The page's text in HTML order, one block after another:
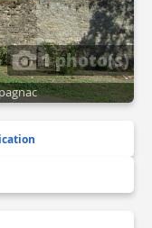
1 photo(s)